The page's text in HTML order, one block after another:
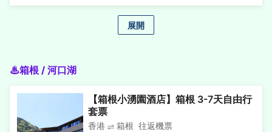
Cooking Class Mai＇s Kitchen、Mikurabashi公共浴室和
Yagenbori Fudoin都離酒店不遠。 酒店對客房的裝飾十分考
數，將根據客人人數收取額外費用。 酒店休閑區提供了各類
設施，您可以在這裏舒緩身心壓力。 自助辦理入住，機器人
辦理，不一樣得體驗。
展開
♨箱根 / 河口湖
【箱根小湧園酒店】箱根 3-7天自由行
套票
香港 箱根 往返機票